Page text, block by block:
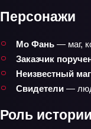
Персонажи
Мо Фань — маг,
Заказчик
Неизвестный
Свидетели —
Роль